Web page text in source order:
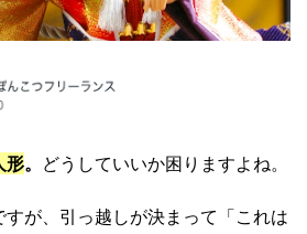
形。 どうしていいか困りますよね。
が、引っ越しが決まって「これは